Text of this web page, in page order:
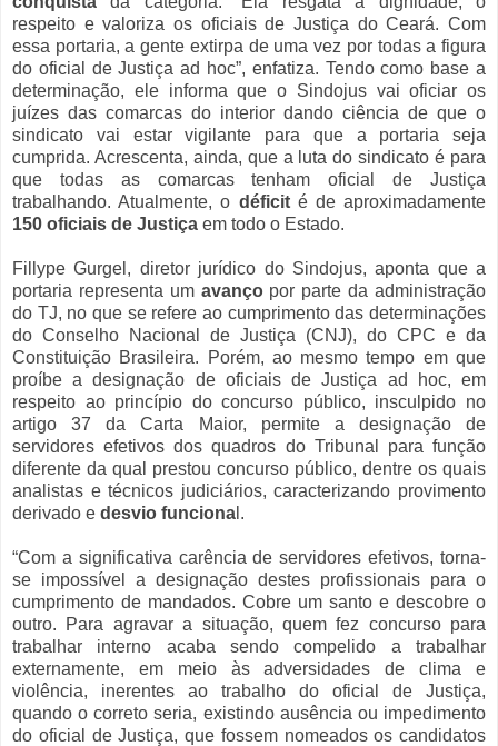
respeito e valoriza os oficiais de Justiça do Ceará. Com
essa portaria, a gente extirpa de uma vez por todas a figura
do oficial de Justiça ad hoc”, enfatiza. Tendo como base a
determinação, ele informa que o Sindojus vai oficiar os
juízes das comarcas do interior dando ciência de que o
sindicato vai estar vigilante para que a portaria seja
cumprida. Acrescenta, ainda, que a luta do sindicato é para
que todas as comarcas tenham oficial de Justiça
trabalhando. Atualmente, o déficité de aproximadamente
150 oficiais de Justiça em todo o Estado.
Fillype Gurgel, diretor jurídico do Sindojus, aponta que a
portaria representa um avançopor parte da administração
do TJ, no que se refere ao cumprimento das determinações
do Conselho Nacional de Justiça (CNJ), do CPC e da
Constituição Brasileira. Porém, ao mesmo tempo em que
proíbe a designação de oficiais de Justiça ad hoc, em
respeito ao princípio do concurso público, insculpido no
artigo 37 da Carta Maior, permite a designação de
servidores efetivos dos quadros do Tribunal para função
diferente da qual prestou concurso público, dentre os quais
analistas e técnicos judiciários, caracterizando provimento
derivado e desvio funciona l.
“Com a significativa carência de servidores efetivos, torna-
se impossível a designação destes profissionais para o
cumprimento de mandados. Cobre um santo e descobre o
outro. Para agravar a situação, quem fez concurso para
trabalhar interno acaba sendo compelido a trabalhar
externamente, em meio às adversidades de clima e
violência, inerentes ao trabalho do oficial de Justiça,
quando o correto seria, existindo ausência ou impedimento
do oficial de Justiça, que fossem nomeados os candidatos